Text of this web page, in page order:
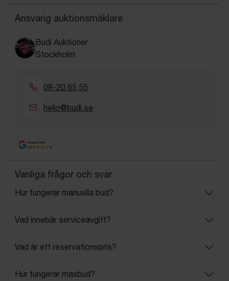
Ansvarig auktionsmäklare
Budi Auktioner
Stockholm
08-20 65 55
hello@budi.se
Google Rating
4.5
Vanliga frågor och svar
Hur fungerar manuella bud?
Vad innebär serviceavgift?
Vad är ett reservationspris?
Hur fungerar maxbud?